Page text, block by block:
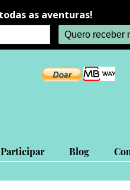
Participar Blog